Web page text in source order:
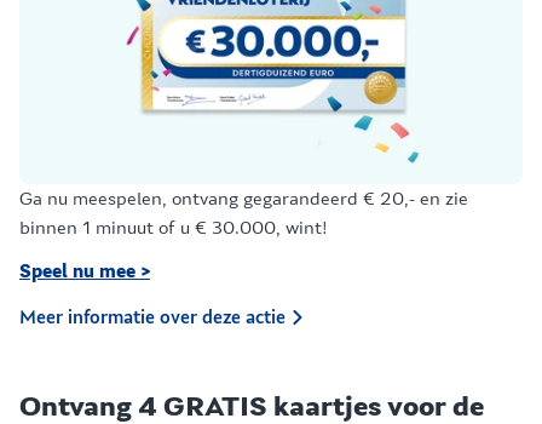
Ga nu meespelen, ontvang gegarandeerd € 20,- en zie
binnen 1 minuut of u € 30.000, wint!
Speel nu mee >
Meer informatie over deze actie
Ontvang 4 GRATIS kaartjes voor de